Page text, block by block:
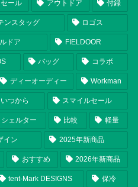
ール アウトドア 付録
ンスタッグ ロゴス
ドア FIELDOOR
バッグ コラボ
ディーオーディー Workman
いつから スマイルセール
シェルター 比較 軽量
イン 2025年新商品
おすすめ 2026年新商品
tent-Mark DESIGNS 保冷